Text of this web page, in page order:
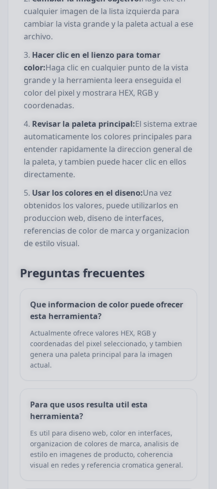
cualquier imagen de la lista izquierda para
cambiar la vista grande y la paleta actual a ese
archivo.
Hacer clic en el lienzo para tomar
color:Haga clic en cualquier punto de la vista
grande y la herramienta leera enseguida el
color del pixel y mostrara HEX, RGB y
coordenadas.
Revisar la paleta principal:El sistema extrae
automaticamente los colores principales para
entender rapidamente la direccion general de
la paleta, y tambien puede hacer clic en ellos
directamente.
Usar los colores en el diseno:Una vez
obtenidos los valores, puede utilizarlos en
produccion web, diseno de interfaces,
referencias de color de marca y organizacion
de estilo visual.
Preguntas frecuentes
Que informacion de color puede ofrecer
esta herramienta?
Actualmente ofrece valores HEX, RGB y
coordenadas del pixel seleccionado, y tambien
genera una paleta principal para la imagen
actual.
Para que usos resulta util esta
herramienta?
Es util para diseno web, color en interfaces,
organizacion de colores de marca, analisis de
estilo en imagenes de producto, coherencia
visual en redes y referencia cromatica general.